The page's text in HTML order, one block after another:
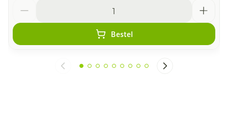
Bestel